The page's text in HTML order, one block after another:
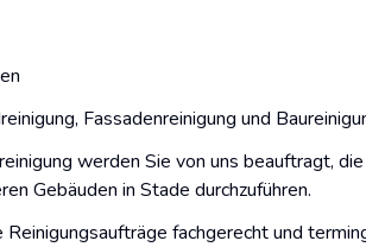
Fassadenreinigung und
werden Sie von uns beauftragt,
Gebäuden in Stade durchzuführen.
fachgerecht und